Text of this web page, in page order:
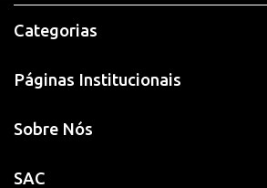
Categorias
Páginas Institucionais
Sobre Nós
SAC